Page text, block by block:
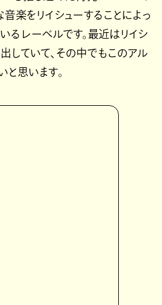
音楽をリイシューすることによっ
るレーベルです。最近はリイシ
していて、その中でもこのアル
と思います。